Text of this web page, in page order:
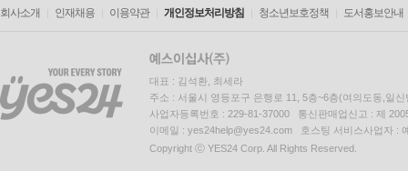
회사소개 인재채용 이용약관 개인정보처리방침 청소년보호정책 도서홍보안내
대표 : 김석환, 최세라
주소 : 서울시 영등포구 은행로 11, 5층~6층(여의도동,일신
사업자등록번호 : 229-81-37000 통신판매업신고 : 제
이메일 : yes24help@yes24.com 호스팅 서비스사업자 :
Copyright ⓒ YES24 Corp. All Rights Reserved.